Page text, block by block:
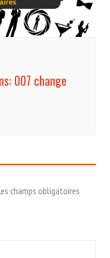
007 change
champs obligatoires